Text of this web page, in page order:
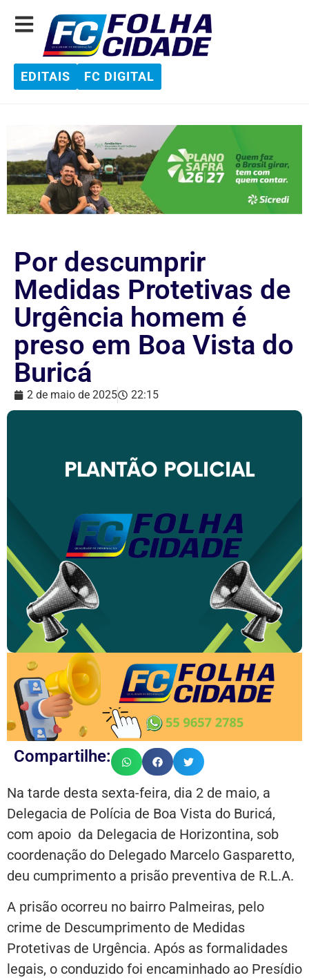
EDITAIS FC DIGITAL
Por descumprir
Medidas Protetivas de
Urgência homem é
preso em Boa Vista do
Buricá
2 de maio de 2025 22:15
Compartilhe:
Na tarde desta sexta-feira, dia 2 de maio, a
Delegacia de Polícia de Boa Vista do Buricá,
com apoio da Delegacia de Horizontina, sob
coordenação do Delegado Marcelo Gasparetto,
deu cumprimento a prisão preventiva de R.L.A.
A prisão ocorreu no bairro Palmeiras, pelo
crime de Descumprimento de Medidas
Protetivas de Urgência. Após as formalidades
legais, o conduzido foi encaminhado ao Presídio